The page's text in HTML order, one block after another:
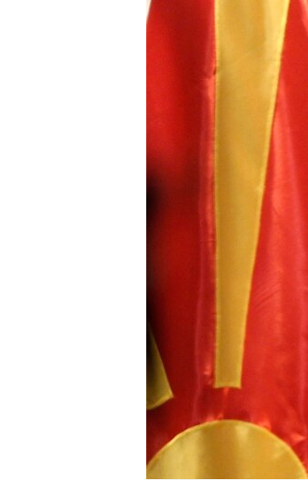
POPLAVE I KLIZIŠTA U BIH 2024.
NASTANAK I RASPAD JUGOSLAVIJE